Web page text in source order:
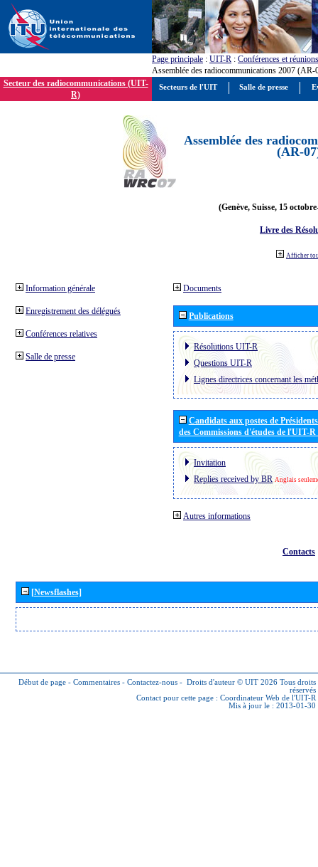
Page principale : UIT-R : Conférences et réunions
Assemblée des radiocommunications 2007 (AR-
Secteur des radiocommunications (UIT-
R)
Assemblée des
(AR-
(Genève, Suisse, 15
Livre des
Afficher
Information générale
Enregistrement des délégués
Conférences relatives
Salle de presse
Documents
Publications
Résolutions UIT-R
Questions UIT-R
Lignes directrices concernant les
Candidats aux postes de
des Commissions d'études de l'UIT-
Invitation
Replies received by BR Anglais
Autres informations
Contacts
[Newsflashes]
Début de page - Commentaires - Contactez-nous - Droits d'auteur © UIT 2026 Tous droits
réservés
Contact pour cette page : Coordinateur Web de l'UIT-R
Mis à jour le : 2013-01-30
Secteurs de l'UIT Salle de presse